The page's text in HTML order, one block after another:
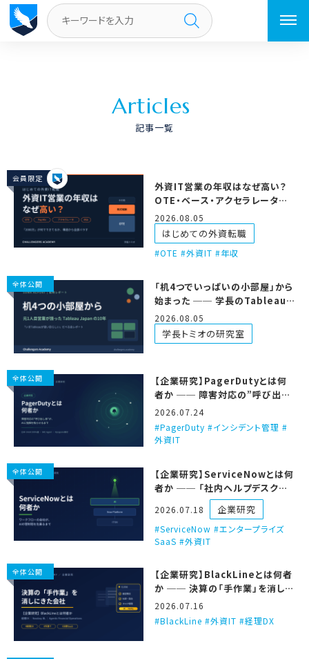
トップページ
Articles
記事一覧
会員限定
外資IT営業の年収はなぜ高い？
OTE・ベース・アクセラレータの
仕組みを徹底解説
2026.08.05
はじめての外資転職
OTE #外資IT #年収
全体公開
「机4つでいっぱいの小部屋」から
始まった ── 学長のTableauだ
べる会を聞いてきた
2026.08.05
学長トミオの研究室
全体公開
【企業研究】PagerDutyとは何
者か ── 障害対応の”呼び出し
係”が、AIに指揮を執らせるまで
2026.07.24
PagerDuty #インシデント管理 #
外資IT
全体公開
【企業研究】ServiceNowとは何
者か ── 「社内ヘルプデスクの
会社」が、AIの管制塔を名乗るま
で
2026.07.18 企業研究
ServiceNow #エンタープライズ
SaaS #外資IT
全体公開
【企業研究】BlackLineとは何者
か ── 決算の「手作業」を消しに
きた、経理DXの会社
2026.07.16
BlackLine #外資IT #経理DX